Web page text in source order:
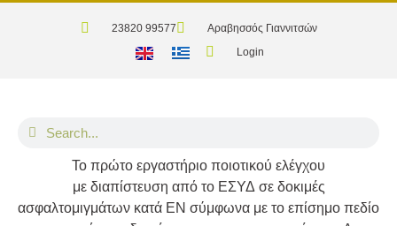
23820 99577
Αραβησσός Γιαννιτσών
Login
Το πρώτο εργαστήριο ποιοτικού ελέγχου
με διαπίστευση από το ΕΣΥΔ σε δοκιμές
ασφαλτομιγμάτων κατά ΕΝ σύμφωνα με το επίσημο πεδίο